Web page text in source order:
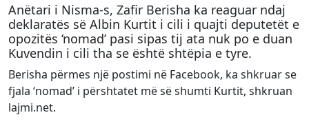
Anëtari i Nisma-s, Zafir Berisha ka reaguar ndaj
deklaratës së Albin Kurtit i cili i quajti deputetët e
opozitës ‘nomad’ pasi sipas tij ata nuk po e duan
Kuvendin i cili tha se është shtëpia e tyre.
Berisha përmes një postimi në Facebook, ka shkruar se
fjala ‘nomad’ i përshtatet më së shumti Kurtit, shkruan
lajmi.net.